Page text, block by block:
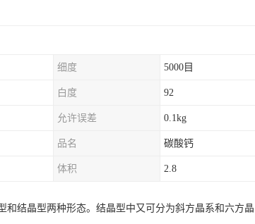
细度 5000目
白度 92
允许误差 0.1kg
品名 碳酸钙
体积 2.8
结晶型两种形态。结晶型中又可分为斜方晶系和六方晶